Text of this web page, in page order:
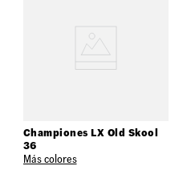
Championes LX Old Skool
36
Más colores